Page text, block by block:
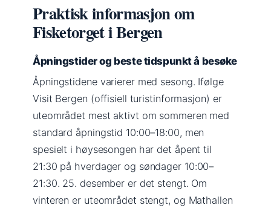
Praktisk informasjon om
Fisketorget i Bergen
Åpningstider og beste tidspunkt å besøke
Åpningstidene varierer med sesong. Ifølge
Visit Bergen (offisiell turistinformasjon) er
uteområdet mest aktivt om sommeren med
standard åpningstid 10:00–18:00, men
spesielt i høysesongen har det åpent til
21:30 på hverdager og søndager 10:00–
21:30. 25. desember er det stengt. Om
vinteren er uteområdet stengt, og Mathallen